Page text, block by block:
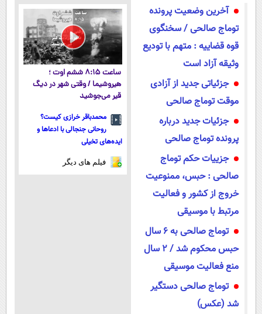
آخرین وضعیت پرونده
توماج صالحی / سخنگوی
قوه قضاییه : متهم با تودیع
وثیقه آزاد است
جزئیاتی جدید از آزادی
موقت توماج صالحی
جزئیات جدید درباره
پرونده توماج صالحی
جزییات حکم توماج
صالحی : حبس، ممنوعیت
خروج از کشور و فعالیت‌
مرتبط با موسیقی
توماج صالحی به ۶ سال
حبس محکوم شد / 2 سال
منع فعالیت موسیقی
توماج صالحی دستگیر
شد (عکس)
ساعت ۸:۱۵ ششم اوت ؛
هیروشیما / وقتی شهر در دیگ
قیر می‌جوشید
محمدباقر خرازی کیست؟
روحانی جنجالی با ادعاها و
ایده‌های تخیلی
فیلم های دیگر